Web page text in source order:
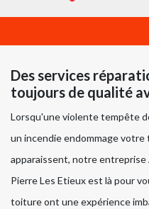
Des services
toujours de qualité
Lorsqu'une violente tempête
un incendie endommage
apparaissent, notre entreprise
Pierre Les Etieux est là pour
toiture ont une expérience